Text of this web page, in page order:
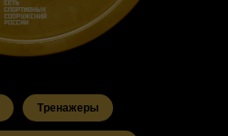
Тренажеры